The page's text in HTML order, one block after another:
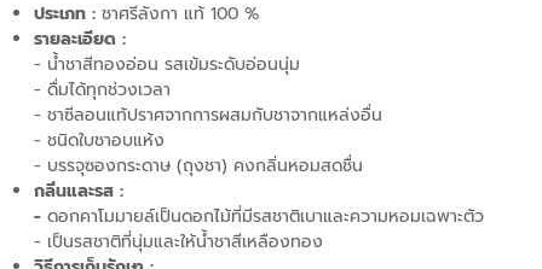
ประเภท : ชาศรีลังกา แท้ 100 %
รายละเอียด :
- น้ำชาสีทองอ่อน รสเข้มระดับอ่อนนุ่ม
- ดื่มได้ทุกช่วงเวลา
- ชาซีลอนแท้ปราศจากการผสมกับชาจากแหล่งอื่น
- ชนิดใบชาอบแห้ง
- บรรจุซองกระดาษ (ถุงชา) คงกลิ่นหอมสดชื่น
กลิ่นและรส :
- ดอกคาโมมายล์เป็นดอกไม้ที่มีรสชาติเบาและความหอมเฉพาะตัว
- เป็นรสชาติที่นุ่มและให้น้ำชาสีเหลืองทอง